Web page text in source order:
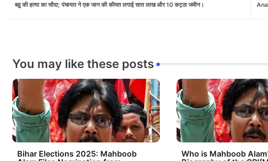
बहू की हत्या का सौदा; पंचायत ने एक जान की कीमत लगाई सात लाख और 10 कट्ठा जमीन।
You may like these posts
Bihar Elections 2025: Mahboob
Who is Mahboob